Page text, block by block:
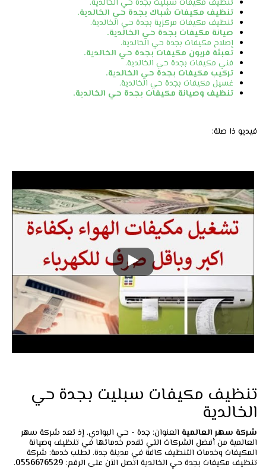
تنظيف مكيفات سبليت بجدة حي الخالدية.
تنظيف مكيفات شباك بجدة حي الخالدية.
تنظيف مكيفات مركزية بجدة حي الخالدية.
صيانة مكيفات بجدة حي الخالدية.
إصلاح مكيفات بجدة حي الخالدية.
تعبئة فريون مكيفات بجدة حي الخالدية.
فني مكيفات بجدة حي الخالدية.
تركيب مكيفات بجدة حي الخالدية.
غسيل مكيفات بجدة حي الخالدية.
تنظيف وصيانة مكيفات بجدة حي الخالدية.
فيديو ذا صلة:
تنظيف مكيفات سبليت بجدة حي
الخالدية
شركة سهر العالمية العنوان: جدة - حي البوادي. إذ تعد شركة سهر
العالمية من أفضل الشركات التي تقدم خدماتها في تنظيف وصيانة
المكيفات وخدمات التنظيف كافة في مدينة جدة. لطلب خدمة: شركة
تنظيف مكيفات بجدة حي الخالدية اتصل الآن على الرقم: 0556676529
.